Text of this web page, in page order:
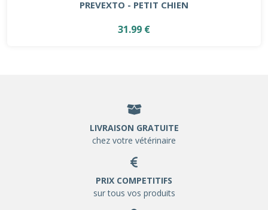
PREVEXTO - PETIT CHIEN
31.99 €
LIVRAISON GRATUITE
chez votre vétérinaire
PRIX COMPETITIFS
sur tous vos produits